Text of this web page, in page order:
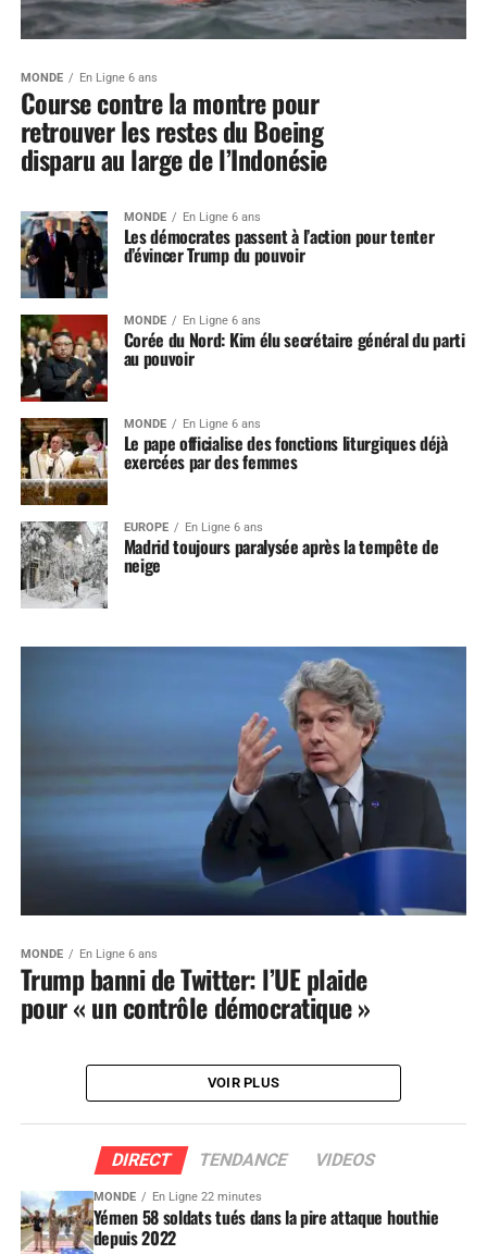
MONDE En Ligne 6 ans
Course contre la montre pour
retrouver les restes du Boeing
disparu au large de l’Indonésie
MONDE En Ligne 6 ans
Les démocrates passent à l’action pour tenter
d’évincer Trump du pouvoir
MONDE En Ligne 6 ans
Corée du Nord: Kim élu secrétaire général du parti
au pouvoir
MONDE En Ligne 6 ans
Le pape officialise des fonctions liturgiques déjà
exercées par des femmes
EUROPE En Ligne 6 ans
Madrid toujours paralysée après la tempête de
neige
MONDE En Ligne 6 ans
Trump banni de Twitter: l’UE plaide
pour « un contrôle démocratique »
VOIR PLUS
DIRECT TENDANCE VIDEOS
MONDE En Ligne 22 minutes
Yémen 58 soldats tués dans la pire attaque houthie
depuis 2022